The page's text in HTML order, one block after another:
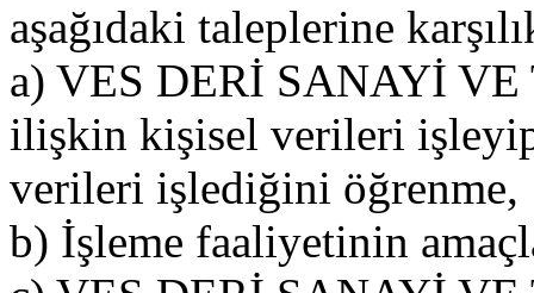
aşağıdaki taleplerine
a) VES DERİ SANAYİ VE
ilişkin kişisel verileri
verileri işlediğini öğrenme,
b) İşleme faaliyetinin